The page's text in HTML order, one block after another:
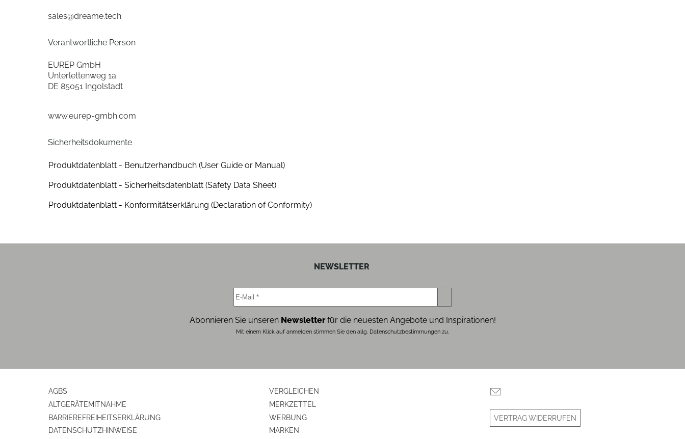
Bürstenreinigungsfunktion
Trocknungsfunktion
Gehäuse-Eigenschaften
Breite (cm)
Farben
Breite mit Verpackung (cm) 35.5
Höhe mit Verpackung (cm) 75.8
sales@dreame.tech
Verantwortliche Person
EUREP GmbH
Unterlettenweg 1a
DE 85051 Ingolstadt
www.eurep-gmbh.com
Sicherheitsdokumente
Produktdatenblatt - Benutzerhandbuch (User Guide or Manual)
Produktdatenblatt - Sicherheitsdatenblatt (Safety Data Sheet)
Produktdatenblatt - Konformitätserklärung (Declaration of Conformity)
NEWSLETTER
Abonnieren Sie unseren Newsletterfür die neuesten Angebote und Inspirationen!
Mit einem Klick auf anmelden stimmen Sie den allg. Datenschutzbestimmungen zu.
AGBS
ALTGERÄTEMITNAHME
BARRIEREFREIHEITSERKLÄRUNG
DATENSCHUTZHINWEISE
VERGLEICHEN
MERKZETTEL
WERBUNG
MARKEN
VERTRAG WIDERRUFEN